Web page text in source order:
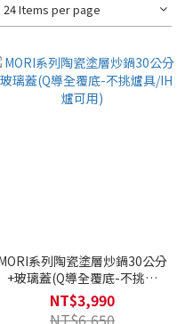
24 Items per page
系列陶瓷塗層炒鍋30公分
+玻璃蓋(Q導全覆底-不挑爐
具/IH爐可用)
NT$3,990
NT$6,650